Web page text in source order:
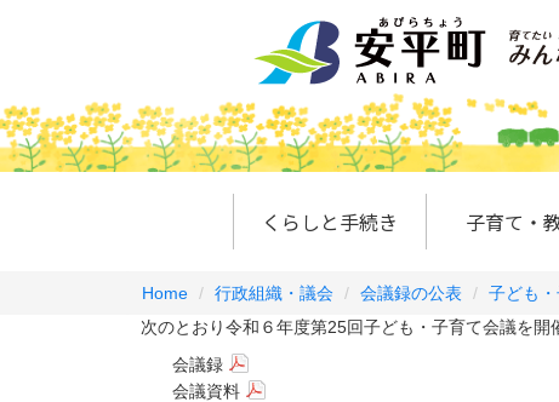
くらしと手続き 子育て・
Home 行政組織・議会 会議録の公表 子ども
次のとおり令和６年度第25回子ども・子育て会議を開
会議録
会議資料